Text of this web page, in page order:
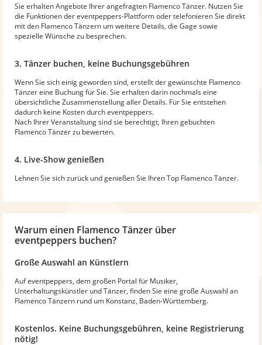
Sie erhalten Angebote Ihrer angefragten Flamenco Tänzer. Nutzen Sie
die Funktionen der eventpeppers-Plattform oder telefonieren Sie direkt
mit den Flamenco Tänzern um weitere Details, die Gage sowie
spezielle Wünsche zu besprechen.
3. Tänzer buchen, keine Buchungsgebühren
Wenn Sie sich einig geworden sind, erstellt der gewünschte Flamenco
Tänzer eine Buchung für Sie. Sie erhalten darin nochmals eine
übersichtliche Zusammenstellung aller Details. Für Sie entstehen
dadurch keine Kosten durch eventpeppers.
Nach Ihrer Veranstaltung sind sie berechtigt, Ihren gebuchten
Flamenco Tänzer zu bewerten.
4. Live-Show genießen
Lehnen Sie sich zurück und genießen Sie Ihren Top Flamenco Tänzer.
Warum einen Flamenco Tänzer über
eventpeppers buchen?
Große Auswahl an Künstlern
Auf eventpeppers, dem großen Portal für Musiker,
Unterhaltungskünstler und Tänzer, finden Sie eine große Auswahl an
Flamenco Tänzern rund um Konstanz, Baden-Württemberg.
Kostenlos. Keine Buchungsgebühren, keine Registrierung
nötig!